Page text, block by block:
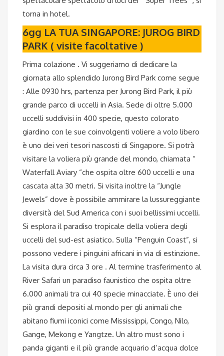
torna in hotel.
6gg LA TUA SINGAPORE: JUROG BIRD
PARK ( visite facoltative )
Prima colazione . Vi suggeriamo di dedicare la
giornata allo splendido Jurong Bird Park come segue
: Alle 0930 hrs, partenza per Jurong Bird Park, il più
grande parco di uccelli in Asia. Sede di oltre 5.000
uccelli suddivisi in 400 specie, questo colorato
giardino con le sue coinvolgenti voliere a volo libero
è uno dei veri tesori nascosti di Singapore. Si potrà
visitare la voliera più grande del mondo, chiamata “
Waterfall Aviary “che ospita oltre 600 uccelli e una
cascata alta 30 metri. Si visita inoltre la “Jungle
Jewels” dove è possibile ammirare la lussureggiante
diversità del Sud America con i suoi bellissimi uccelli.
Si esplora il paradiso tropicale della voliera degli
uccelli del sud-est asiatico. Sulla “Penguin Coast”, si
possono vedere i pinguini africani in via di estinzione.
La visita dura circa 3 ore . Al termine trasferimento al
River Safari un paradiso faunistico che ospita oltre
6.000 animali tra cui 40 specie minacciate. È uno dei
più grandi depositi al mondo per gli animali che
abitano fiumi iconici come Mississippi, Congo, Nilo,
Gange, Mekong e Yangtze. Un altro must sono i
panda giganti e il più grande acquario d’acqua dolce